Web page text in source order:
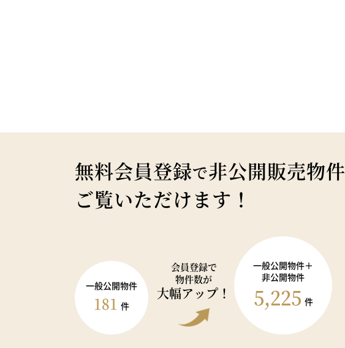
無料会員登録で非公開販売物件
ご覧いただけます！
会員登録で
物件数が
大幅アップ！
一般公開物件
181 件
一般公開物件＋
非公開物件
5,225 件